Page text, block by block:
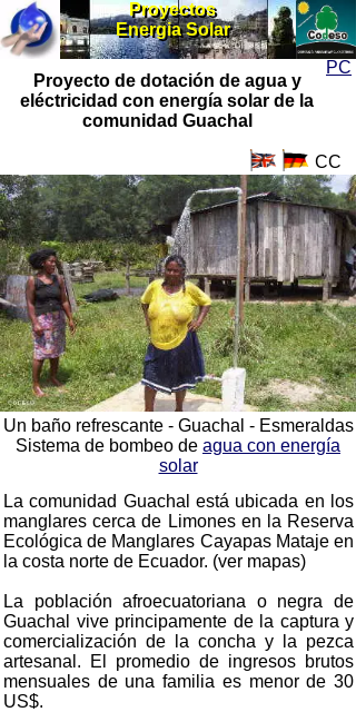
Proyecto de dotación de agua y
eléctricidad con energía solar de la
comunidad Guachal
Proyectos
Energia Solar
Proyectos
Energia Solar
Un baño refrescante - Guachal - Esmeraldas
Sistema de bombeo de agua con energía
solar
La comunidad Guachal está ubicada en los
manglares cerca de Limones en la Reserva
Ecológica de Manglares Cayapas Mataje en
la costa norte de Ecuador. (ver mapas)
La población afroecuatoriana o negra de
Guachal vive principamente de la captura y
comercialización de la concha y la pezca
artesanal. El promedio de ingresos brutos
mensuales de una familia es menor de 30
US$.
CC
PC